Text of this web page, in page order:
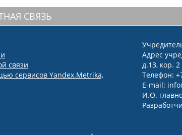
СВЯЗЬ
связи
сервисов Yandex.Metrika,
Адрес
д.13, кор. 2
Телефон:
E-mail:
И.О.